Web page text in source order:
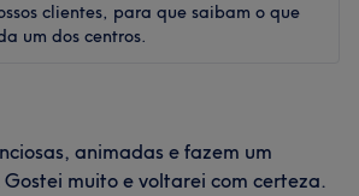
clientes, para que saibam o que
um dos centros.
animadas e fazem um
muito e voltarei com certeza.